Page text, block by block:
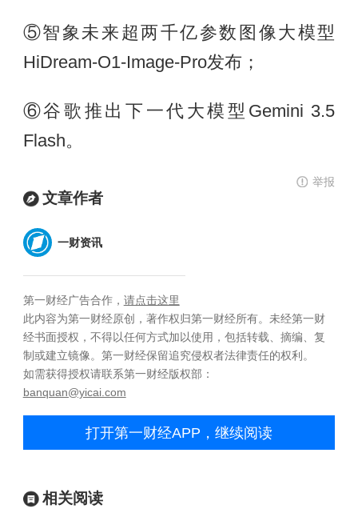
⑤智象未来超两千亿参数图像大模型
HiDream-O1-Image-Pro发布；
⑥谷歌推出下一代大模型Gemini 3.5
Flash。
举报
文章作者
一财资讯
第一财经广告合作， 请点击这里
此内容为第一财经原创，著作权归第一财经所有。未经第一财
经书面授权，不得以任何方式加以使用，包括转载、摘编、复
制或建立镜像。第一财经保留追究侵权者法律责任的权利。
如需获得授权请联系第一财经版权部：
banquan@yicai.com
打开第一财经APP，继续阅读
相关阅读